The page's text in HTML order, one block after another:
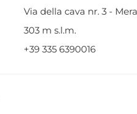
Via della cava nr. 3 -
303 m s.l.m.
+39 335 6390016